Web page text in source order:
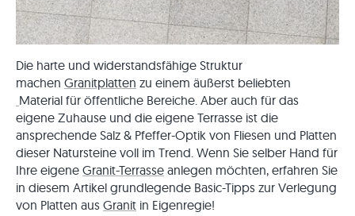
Die harte und widerstandsfähige Struktur
machen Granitplatten zu einem äußerst beliebten
Material für öffentliche Bereiche. Aber auch für das
eigene Zuhause und die eigene Terrasse ist die
ansprechende Salz & Pfeffer-Optik von Fliesen und Platten
dieser Natursteine voll im Trend. Wenn Sie selber Hand für
Ihre eigene Granit-Terrasse anlegen möchten, erfahren Sie
in diesem Artikel grundlegende Basic-Tipps zur Verlegung
von Platten aus Granit in Eigenregie!